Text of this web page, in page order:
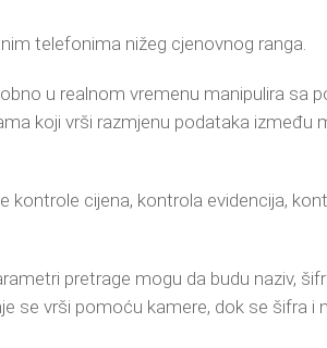
telefonima nižeg cjenovnog ranga.
u realnom vremenu manipulira sa
koji vrši razmjenu podataka između
kontrole cijena, kontrola evidencija,
pretrage mogu da budu naziv,
se vrši pomoću kamere, dok se šifra i